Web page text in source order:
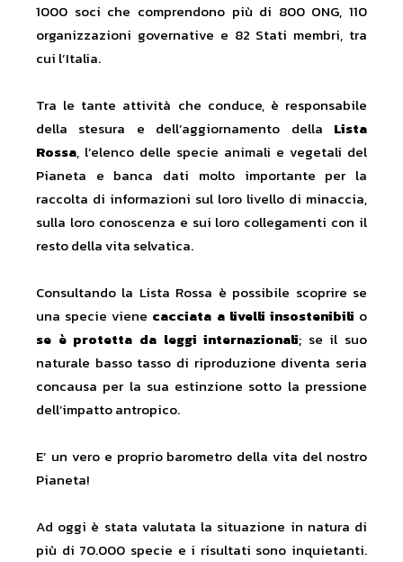
1000 soci che comprendono più di 800 ONG, 110
organizzazioni governative e 82 Stati membri, tra
cui l’Italia.
Tra le tante attività che conduce, è responsabile
della stesura e dell’aggiornamento della Lista
Rossa, l’elenco delle specie animali e vegetali del
Pianeta e banca dati molto importante per la
raccolta di informazioni sul loro livello di minaccia,
sulla loro conoscenza e sui loro collegamenti con il
resto della vita selvatica.
Consultando la Lista Rossa è possibile scoprire se
una specie viene cacciata a livelli insostenibili o
se è protetta da leggi internazionali; se il suo
naturale basso tasso di riproduzione diventa seria
concausa per la sua estinzione sotto la pressione
dell’impatto antropico.
E’ un vero e proprio barometro della vita del nostro
Pianeta!
Ad oggi è stata valutata la situazione in natura di
più di 70.000 specie e i risultati sono inquietanti.